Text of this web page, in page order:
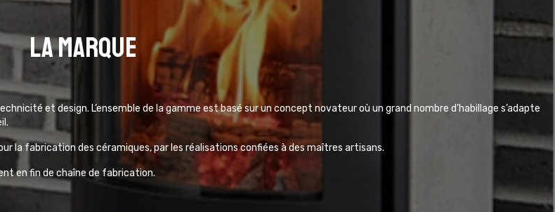
La marque
et design. L’ensemble de la gamme est basé sur un concept novateur où un grand nombre d’habillage s’adapte
la fabrication des céramiques, par les réalisations confiées à des maîtres artisans.
en fin de chaîne de fabrication.